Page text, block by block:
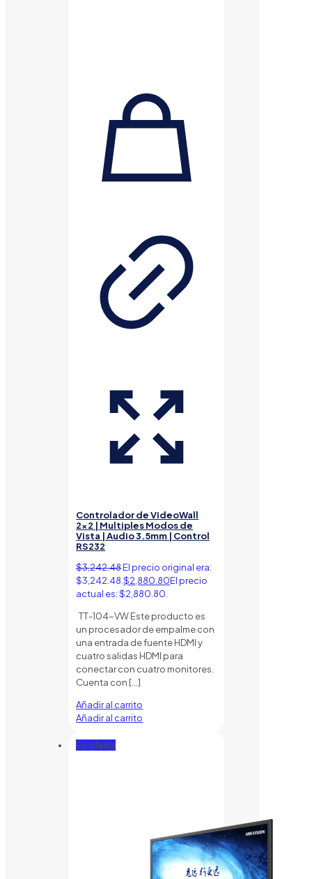
Controlador de VideoWall
2×2 | Multiples Modos de
Vista | Audio 3.5mm | Control
RS232
$3,242.48El precio original era:
$3,242.48.$2,880.80El precio
actual es: $2,880.80.
TT-104-VW Este producto es
un procesador de empalme con
una entrada de fuente HDMI y
cuatro salidas HDMI para
conectar con cuatro monitores.
Cuenta con […]
Añadir al carrito
Añadir al carrito
En oferta